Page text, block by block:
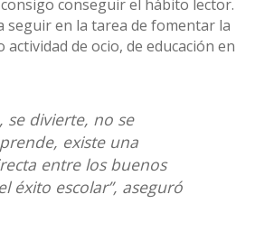
conseguir el hábito lector.
seguir en la tarea de fomentar la
actividad de ocio, de educación en
se divierte, no se
existe una
entre los buenos
éxito escolar”, aseguró